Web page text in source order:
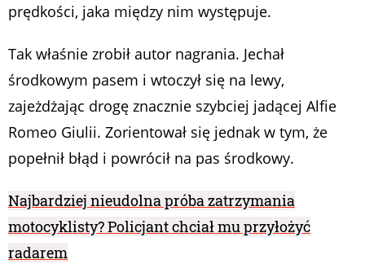
prędkości, jaka między nim występuje.
Tak właśnie zrobił autor nagrania. Jechał
środkowym pasem i wtoczył się na lewy,
zajeżdżając drogę znacznie szybciej jadącej Alfie
Romeo Giulii. Zorientował się jednak w tym, że
popełnił błąd i powrócił na pas środkowy.
Najbardziej nieudolna próba zatrzymania
motocyklisty? Policjant chciał mu przyłożyć
radarem